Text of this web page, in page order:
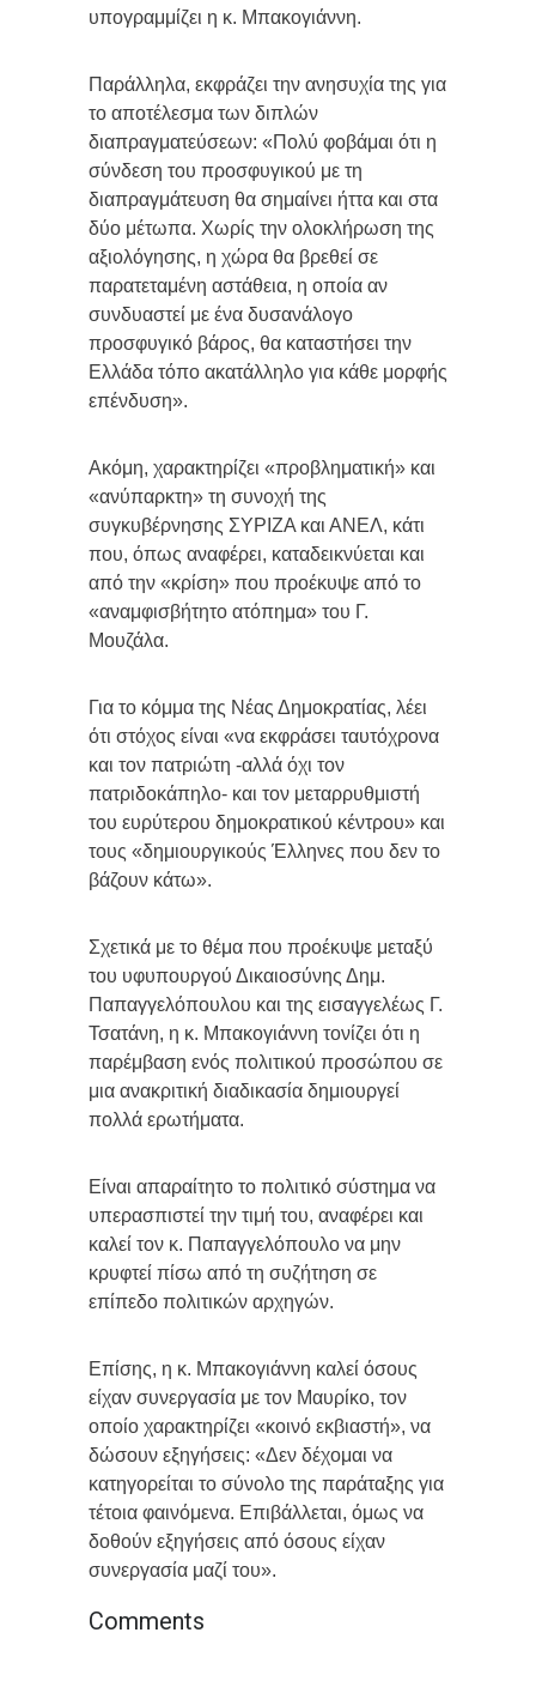
υπογραμμίζει η κ. Μπακογιάννη.
Παράλληλα, εκφράζει την ανησυχία της για
το αποτέλεσμα των διπλών
διαπραγματεύσεων: «Πολύ φοβάμαι ότι η
σύνδεση του προσφυγικού με τη
διαπραγμάτευση θα σημαίνει ήττα και στα
δύο μέτωπα. Χωρίς την ολοκλήρωση της
αξιολόγησης, η χώρα θα βρεθεί σε
παρατεταμένη αστάθεια, η οποία αν
συνδυαστεί με ένα δυσανάλογο
προσφυγικό βάρος, θα καταστήσει την
Ελλάδα τόπο ακατάλληλο για κάθε μορφής
επένδυση».
Ακόμη, χαρακτηρίζει «προβληματική» και
«ανύπαρκτη» τη συνοχή της
συγκυβέρνησης ΣΥΡΙΖΑ και ΑΝΕΛ, κάτι
που, όπως αναφέρει, καταδεικνύεται και
από την «κρίση» που προέκυψε από το
«αναμφισβήτητο ατόπημα» του Γ.
Μουζάλα.
Για το κόμμα της Νέας Δημοκρατίας, λέει
ότι στόχος είναι «να εκφράσει ταυτόχρονα
και τον πατριώτη -αλλά όχι τον
πατριδοκάπηλο- και τον μεταρρυθμιστή
του ευρύτερου δημοκρατικού κέντρου» και
τους «δημιουργικούς Έλληνες που δεν το
βάζουν κάτω».
Σχετικά με το θέμα που προέκυψε μεταξύ
του υφυπουργού Δικαιοσύνης Δημ.
Παπαγγελόπουλου και της εισαγγελέως Γ.
Τσατάνη, η κ. Μπακογιάννη τονίζει ότι η
παρέμβαση ενός πολιτικού προσώπου σε
μια ανακριτική διαδικασία δημιουργεί
πολλά ερωτήματα.
Είναι απαραίτητο το πολιτικό σύστημα να
υπερασπιστεί την τιμή του, αναφέρει και
καλεί τον κ. Παπαγγελόπουλο να μην
κρυφτεί πίσω από τη συζήτηση σε
επίπεδο πολιτικών αρχηγών.
Επίσης, η κ. Μπακογιάννη καλεί όσους
είχαν συνεργασία με τον Μαυρίκο, τον
οποίο χαρακτηρίζει «κοινό εκβιαστή», να
δώσουν εξηγήσεις: «Δεν δέχομαι να
κατηγορείται το σύνολο της παράταξης για
τέτοια φαινόμενα. Επιβάλλεται, όμως να
δοθούν εξηγήσεις από όσους είχαν
συνεργασία μαζί του».
Comments